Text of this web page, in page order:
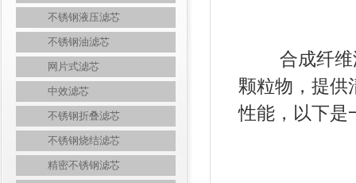
不锈钢液压滤芯
不锈钢油滤芯
网片式滤芯
中效滤芯
不锈钢折叠滤芯
不锈钢烧结滤芯
精密不锈钢滤芯
合成纤维滤
颗粒物，提供
性能，以下是